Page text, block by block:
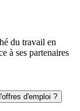
du travail en
à ses partenaires
d'emploi ?